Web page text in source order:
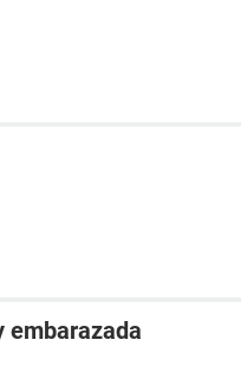
embarazada